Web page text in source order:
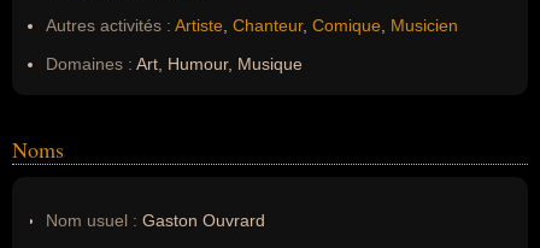
Autres activités : Artiste Chanteur, Comique
Musicien
Domaines : Art, Humour, Musique
Noms
Nom usuel : Gaston Ouvrard